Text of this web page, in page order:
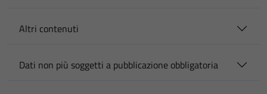
Altri contenuti
Dati non più soggetti a pubblicazione obbligatoria